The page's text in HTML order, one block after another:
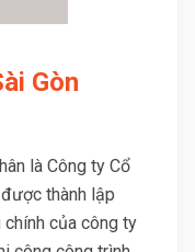
Gòn
là Công ty Cổ
thành lập
của công ty